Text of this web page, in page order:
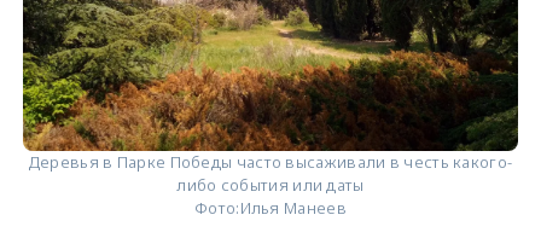
Деревья в Парке Победы часто высаживали в честь какого-
либо события или даты
Фото:Илья Манеев